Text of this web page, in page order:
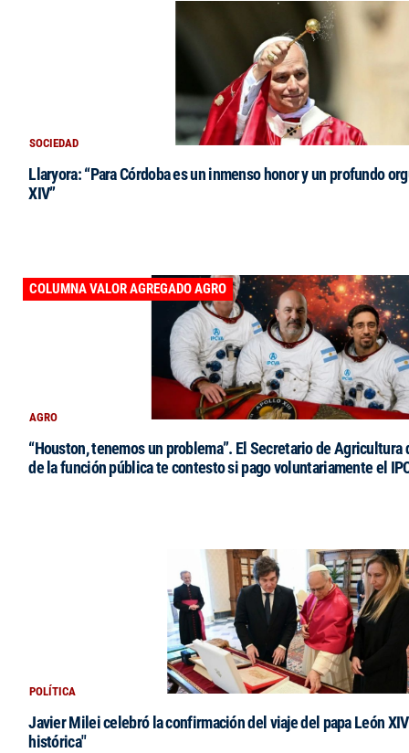
SOCIEDAD
Llaryora: “Para Córdoba es un inmenso honor y un profundo
XIV”
AGRO
COLUMNA VALOR AGREGADO AGRO
“Houston, tenemos un problema”. El Secretario de Agricultura
de la función pública te contesto si pago voluntariamente el
POLÍTICA
Javier Milei celebró la confirmación del viaje del papa León
histórica"